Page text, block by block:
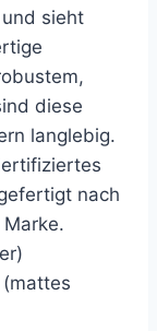
sieht
diese
langlebig.
nach